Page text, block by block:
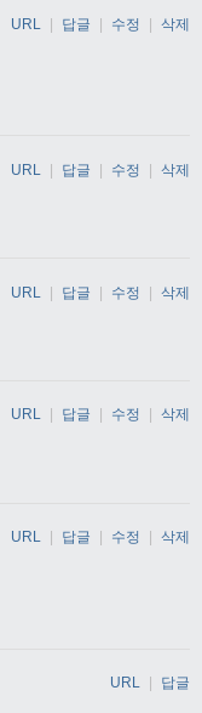
URL 답글 수정 삭제
URL | 답글 | 수정 | 삭제
URL | 답글 | 수정 | 삭제
URL 답글 수정 삭제
URL 답글 수정 삭제
URL 답글